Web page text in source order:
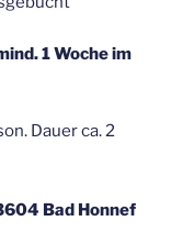
1 Woche im
Dauer ca. 2
Bad Honnef